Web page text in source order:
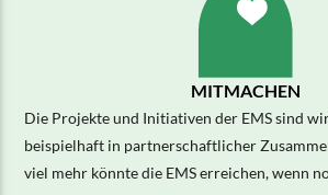
MITMACHEN
Die Projekte und Initiativen der EMS sind
beispielhaft in partnerschaftlicher
viel mehr könnte die EMS erreichen, wenn